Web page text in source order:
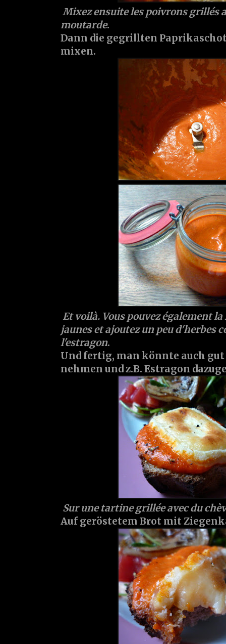
Mixez ensuite les poivrons grillés
moutarde.
Dann die gegrillten
mixen.
Et voilà. Vous pouvez également
jaunes et ajoutez un peu d'herbes
l'estragon.
Und fertig, man könnte auch gut
nehmen und z.B. Estragon
Sur une tartine grillée avec du
Auf geröstetem Brot mit